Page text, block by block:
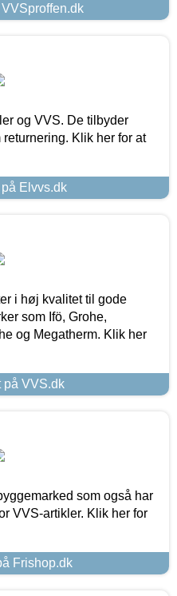
og VVS. De tilbyder
Klik her for at
Elvvs.dk
i høj kvalitet til gode
som Ifö, Grohe,
og Megatherm. Klik her
på VVS.dk
som også har
VVS-artikler. Klik her for
Frishop.dk